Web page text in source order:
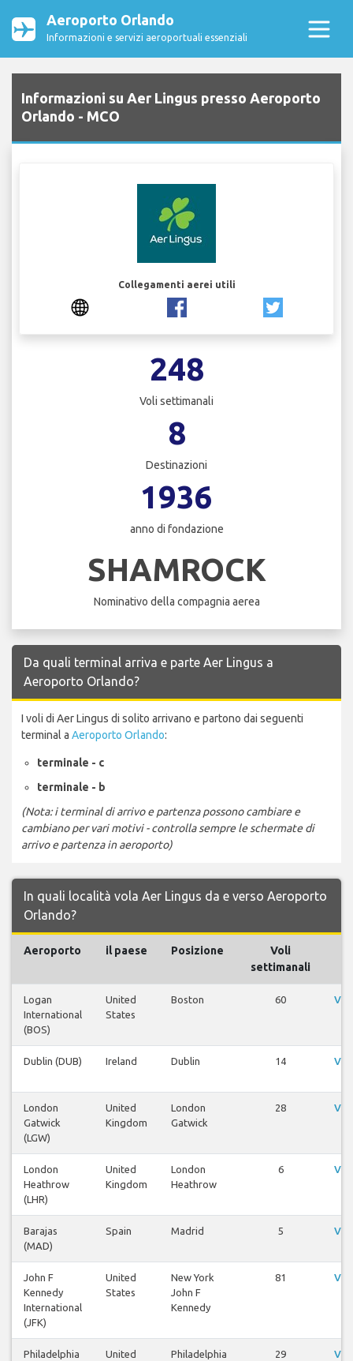
Aeroporto Orlando
Informazioni e servizi aeroportuali essenziali
Informazioni su Aer Lingus presso Aeroporto
Orlando - MCO
Collegamenti aerei utili
248
Voli settimanali
8
Destinazioni
1936
anno di fondazione
SHAMROCK
Nominativo della compagnia aerea
Da quali terminal arriva e parte Aer Lingus a
Aeroporto Orlando?
I voli di Aer Lingus di solito arrivano e partono dai seguenti
terminal a Aeroporto Orlando:
terminale - c
terminale - b
(Nota: i terminal di arrivo e partenza possono cambiare e
cambiano per vari motivi - controlla sempre le schermate di
arrivo e partenza in aeroporto)
In quali località vola Aer Lingus da e verso Aeroporto
Orlando?
Aeroporto il paese Posizione
Voli
settimanali
Logan
International
(BOS)
United
States
Boston 60
Dublin (DUB) Ireland Dublin 14
London
Gatwick
(LGW)
United
Kingdom
London
Gatwick
28
London
Heathrow
(LHR)
United
Kingdom
London
Heathrow
6
Barajas
(MAD)
Spain Madrid 5
John F
Kennedy
International
(JFK)
United
States
New York
John F
Kennedy
81
Philadelphia
United
Philadelphia 29